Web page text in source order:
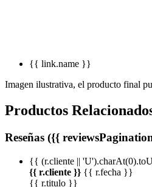
{{ link.name }}
Imagen ilustrativa, el producto final
Productos
Reseñas ({{
{{ (r.cliente ||
{{ r.cliente }} {{ r.fecha }}
{{ r.titulo }}